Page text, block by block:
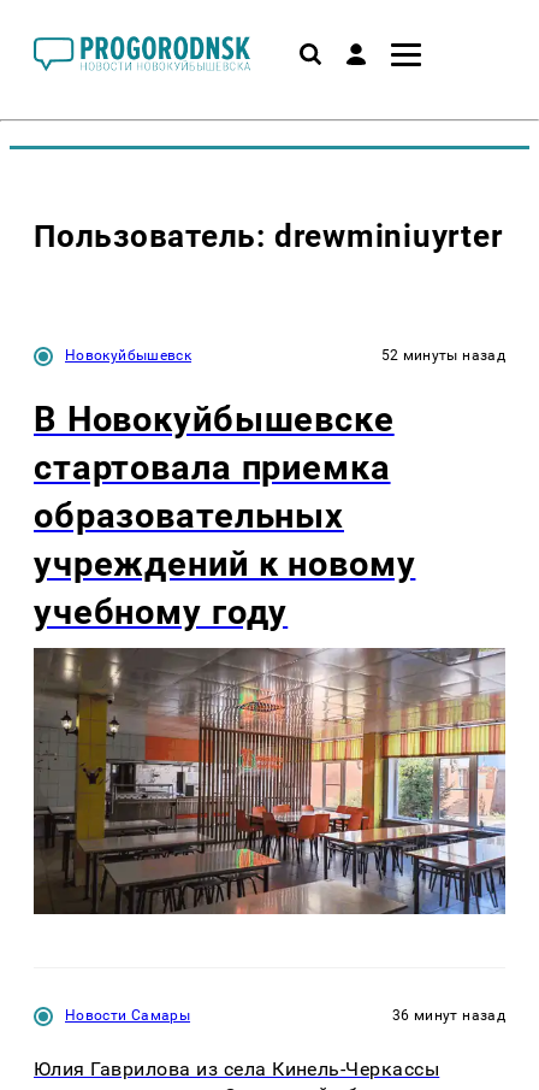
Пользователь: drewminiuyrter
Новокуйбышевск 52 минуты назад
В Новокуйбышевске
стартовала приемка
образовательных
учреждений к новому
учебному году
Новости Самары 36 минут назад
Юлия Гаврилова из села Кинель-Черкассы